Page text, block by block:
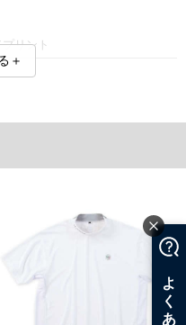
リント
絡ください。
不可とさせて頂いております。予め
対象商品は1本につき税込6,000円以
円+税）となります。）
＋